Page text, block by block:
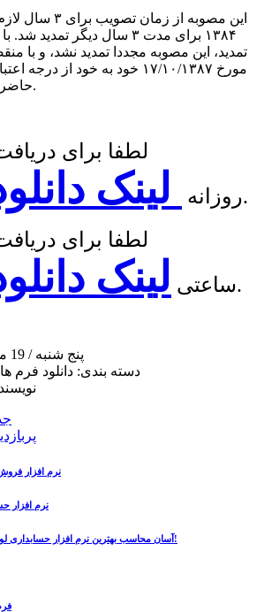
این مصوبه از
۱۳۸۴ برای مدت ۳ سال دیگر
تمدید، این مصوبه مجددا تمدید نشد، و با
مورخ ۱۷/۱۰/۱۳۸۷ خود به خود از
حاضر دیگر قابل اجرا نیست.
لطفا برای
روزانه
لینک
را کلیک کنید.
لطفا برای
ساعتی لینک را کلیک کنید.
پنج شنبه / 19 مهر 1397
دسته بندی: دانلود فرم
نرم افزار
نرم افزار
آسان محاسب بهترین نرم افزار حسابداری لوازم یدکی خودرو در ایران است!